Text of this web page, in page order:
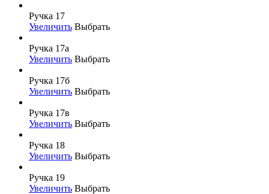
Ручка 17
Увеличить Выбрать
Ручка 17а
Увеличить Выбрать
Ручка 17б
Увеличить Выбрать
Ручка 17в
Увеличить Выбрать
Ручка 18
Увеличить Выбрать
Ручка 19
Увеличить Выбрать